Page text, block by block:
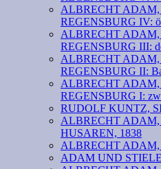
ALBRECHT
REGENSBURG IV:
ALBRECHT
REGENSBURG III:
ALBRECHT
REGENSBURG II:
ALBRECHT
REGENSBURG I:
RUDOLF KUNTZ,
ALBRECHT ADAM,
HUSAREN, 1838
ALBRECHT ADAM,
ADAM UND